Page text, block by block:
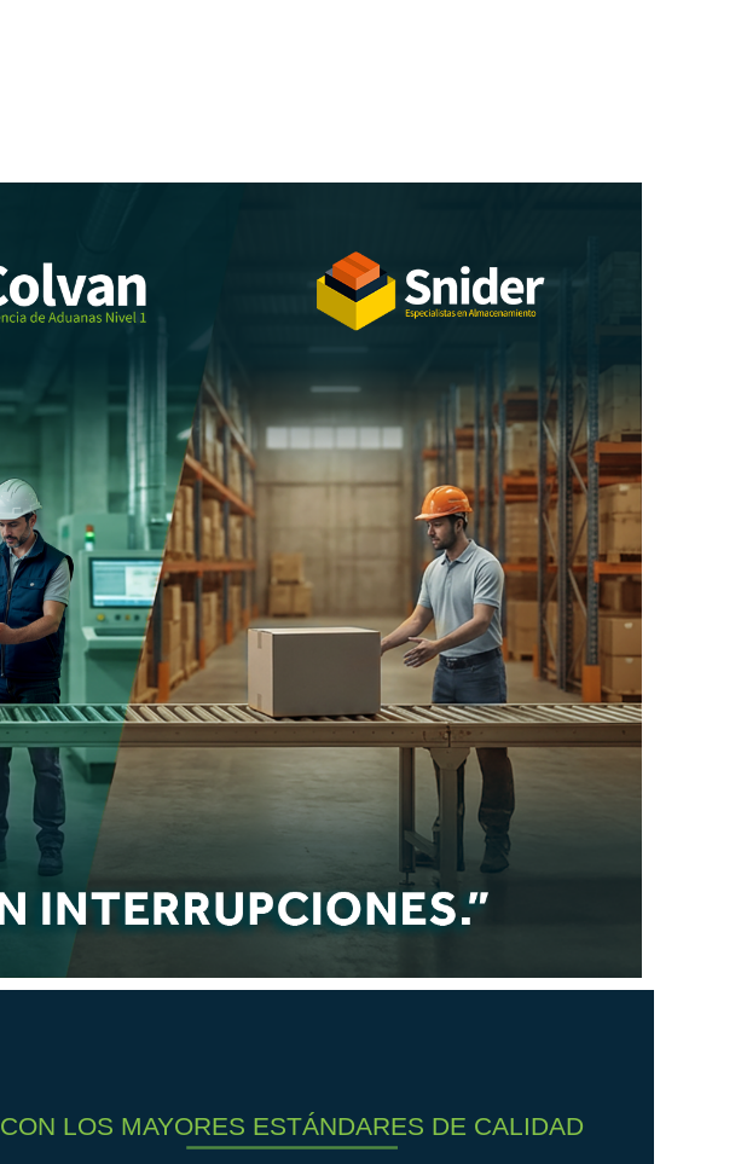
CON LOS MAYORES ESTÁNDARES DE CALIDAD